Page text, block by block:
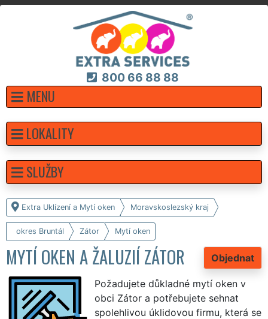
800 66 88 88
MENU
Extra Uklízení a Mytí oken Moravskoslezský kraj
okres Bruntál Zátor Mytí oken
Objednat
MYTÍ OKEN A ŽALUZIÍ ZÁTOR
Požadujete důkladné mytí oken v
obci Zátor a potřebujete sehnat
spolehlivou úklidovou firmu, která se
LOKALITY
SLUŽBY